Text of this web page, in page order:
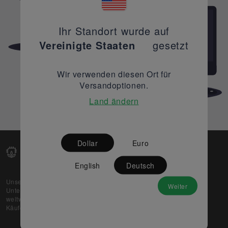
Unsere Web-Plattform unterstützt OEM- und EMS-
Unternehmen dabei, ihre überschüssigen Lagerbestände
weltweit zu verkaufen und gleichzeitig den potenziellen
Käufern beste Preise und Qualität zu bieten.
Partner
Ihr Standort wurde auf
Vereinigte Staaten
gesetzt
Wir verwenden diesen Ort für
Versandoptionen.
Land ändern
Dollar Euro
English Deutsch
Weiter